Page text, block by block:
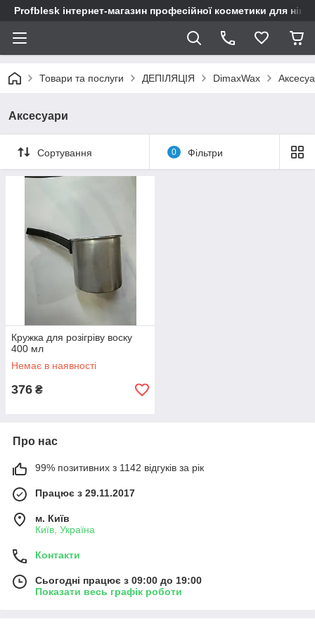
Profblesk інтернет-магазин професійної косметики для
Товари та послуги ДЕПІЛЯЦІЯ DimaxWax
Аксесуари
Сортування 0 Фільтри
Кружка для розігріву воску
400 мл
Немає в наявності
376 ₴
Про нас
99% позитивних з 1142 відгуків за рік
Працює з 29.11.2017
м. Київ
Київ, Україна
Контакти
Сьогодні працює з 09:00 до 19:00
Показати весь графік роботи